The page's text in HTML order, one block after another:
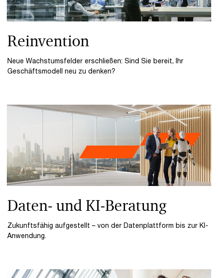
Reinvention
Neue Wachstumsfelder erschließen: Sind Sie bereit, Ihr
Geschäftsmodell neu zu denken?
Daten- und KI-Beratung
Zukunftsfähig aufgestellt – von der Datenplattform bis zur KI-
Anwendung.